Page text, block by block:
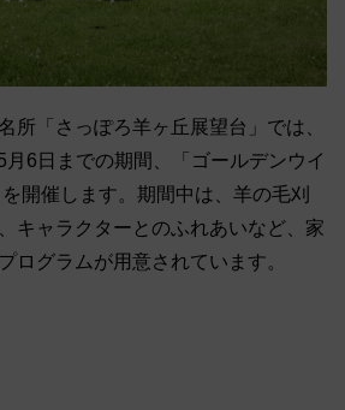
所「さっぽろ羊ヶ丘展望台」では、
6日までの期間、「ゴールデンウイ
開催します。期間中は、羊の毛刈
キャラクターとのふれあいなど、家
ログラムが用意されています。